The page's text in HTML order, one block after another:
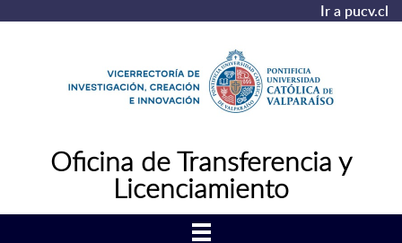
Ir a pucv.cl
Oficina de Transferencia y
Licenciamiento